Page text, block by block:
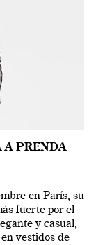
A PRENDA
en París, su
fuerte por el
y casual,
vestidos de